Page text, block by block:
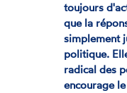
toujours
que la
simplement
politique.
radical des
encourage